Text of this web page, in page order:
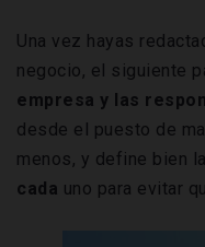
Una vez hayas
negocio, el siguiente
empresa y las
desde el puesto de
menos, y define bien
cada uno para evitar